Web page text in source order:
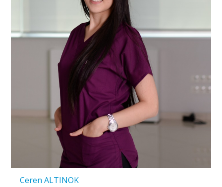
Ceren ALTINOK